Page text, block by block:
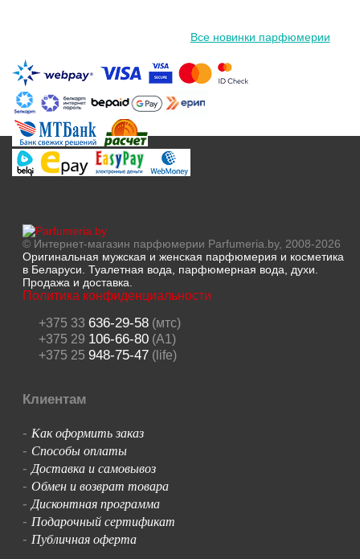
Все новинки парфюмерии
© Интернет-магазин парфюмерии Parfumeria.by, 2008-2026
Оригинальная мужская и женская парфюмерия и косметика
в Беларуси. Туалетная вода, парфюмерная вода, духи.
Продажа и доставка.
Политика конфиденциальности
+375 33 636-29-58(мтс)
+375 29 106-66-80(A1)
+375 25 948-75-47(life)
Клиентам
- Как оформить заказ
- Способы оплаты
-Доставка и самовывоз
- Обмен и возврат товара
-Дисконтная программа
- Подарочный сертификат
- Публичная оферта